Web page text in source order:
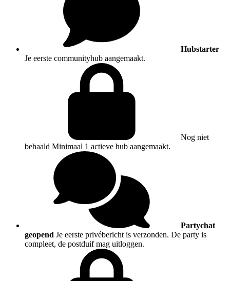
Hubstarter
Je eerste communityhub aangemaakt.
Nog niet
behaald Minimaal 1 actieve hub aangemaakt.
Partychat
geopend Je eerste privébericht is verzonden. De party is
compleet, de postduif mag uitloggen.